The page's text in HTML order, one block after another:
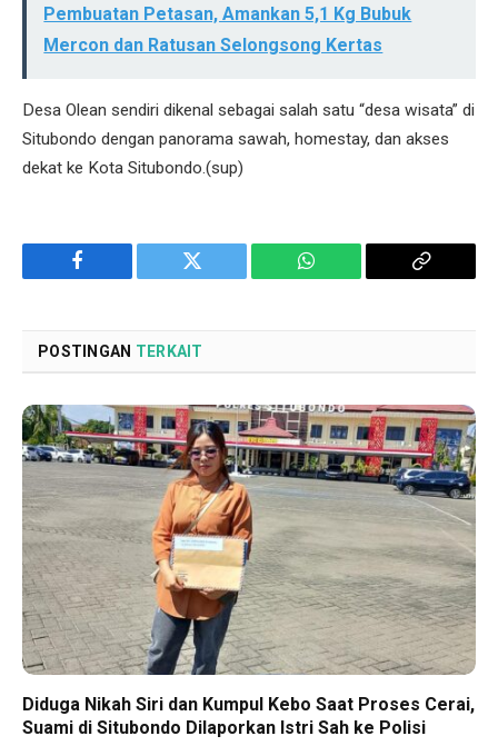
Pembuatan Petasan, Amankan 5,1 Kg Bubuk
Mercon dan Ratusan Selongsong Kertas
Desa Olean sendiri dikenal sebagai salah satu “desa wisata” di
Situbondo dengan panorama sawah, homestay, dan akses
dekat ke Kota Situbondo.(sup)
Facebook Twitter WhatsApp
Copy
POSTINGAN TERKAIT
Diduga Nikah Siri dan Kumpul Kebo Saat Proses Cerai,
Suami di Situbondo Dilaporkan Istri Sah ke Polisi